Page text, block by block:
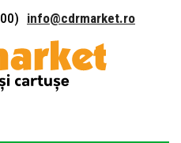
info@cdrmarket.ro